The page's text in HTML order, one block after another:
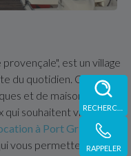
RAPPELER
est un village
du quotidien. Ce village
et de maisons
qui souhaitent vivre au
à Port Grimaud
vous permettent de